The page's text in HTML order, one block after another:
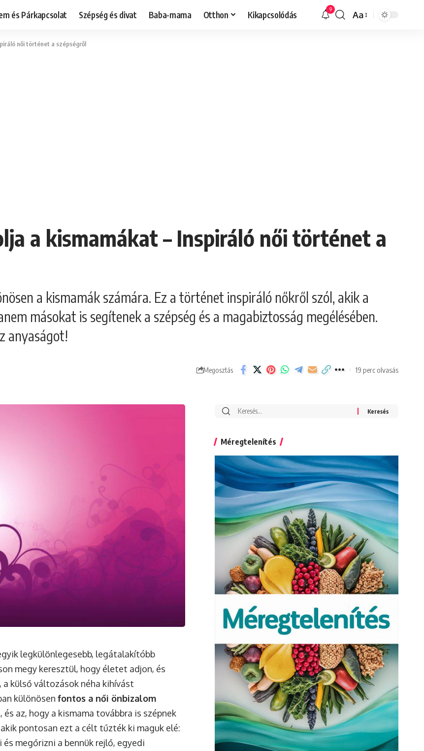
és Párkapcsolat Szépség és divat Baba-mama Otthon Kikapcsolódás 9
Font
Aa
női történet a szépségről
a kismamákat – Inspiráló női történet a
a kismamák számára. Ez a történet inspiráló nőkről szól, akik a
másokat is segítenek a szépség és a magabiztosság megélésében.
anyaságot!
Megosztás 19 perc olvasás
legkülönlegesebb, legátalakítóbb
megy keresztül, hogy életet adjon, és
külső változások néha kihívást
különösen fontos a női önbizalom
az, hogy a kismama továbbra is szépnek
pontosan ezt a célt tűzték ki maguk elé:
megőrizni a bennük rejlő, egyedi
Search
Méregtelenítés